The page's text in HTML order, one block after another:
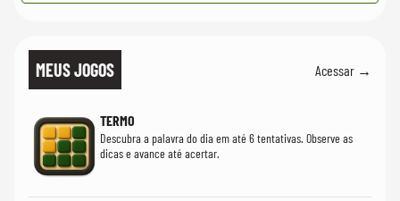
MEUS JOGOS Acessar →
TERMO
Descubra a palavra do dia em até 6 tentativas. Observe as
dicas e avance até acertar.